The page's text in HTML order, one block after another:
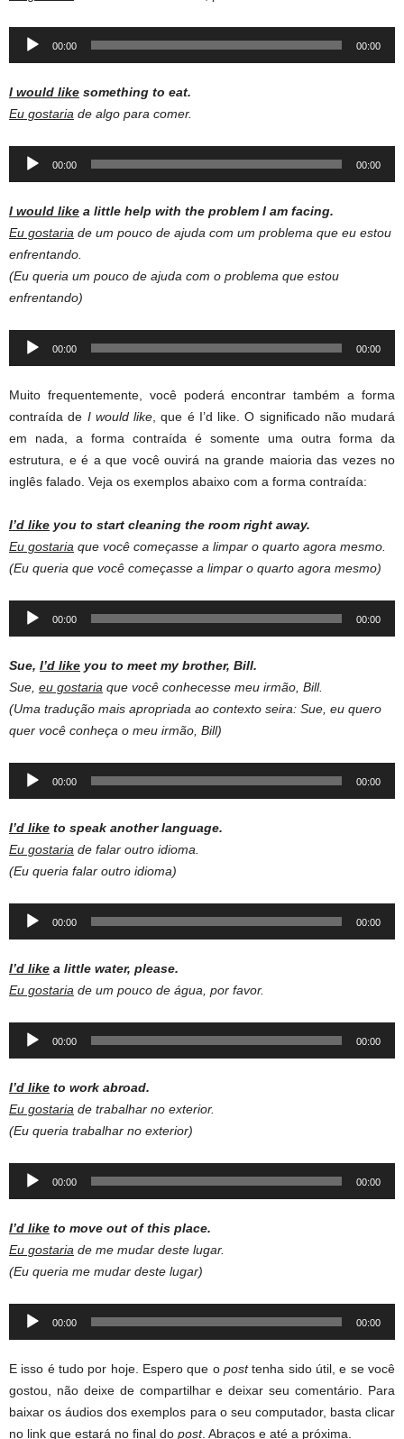
Audio
00:00 00:00
I would like something to eat.
Eu gostaria de algo para comer.
Audio
00:00 00:00
I would like a little help with the problem I am facing.
Eu gostaria de um pouco de ajuda com um problema que eu estou
enfrentando.
(Eu queria um pouco de ajuda com o problema que estou
enfrentando)
Audio
00:00 00:00
Muito frequentemente, você poderá encontrar também a forma
contraída de I would like , que é I’d like. O significado não mudará
em nada, a forma contraída é somente uma outra forma da
estrutura, e é a que você ouvirá na grande maioria das vezes no
inglês falado. Veja os exemplos abaixo com a forma contraída:
I’d like you to start cleaning the room right away.
Eu gostaria que você começasse a limpar o quarto agora mesmo.
(Eu queria que você começasse a limpar o quarto agora mesmo)
Audio
00:00 00:00
Sue, I’d like you to meet my brother, Bill.
Sue, eu gostaria que você conhecesse meu irmão, Bill.
(Uma tradução mais apropriada ao contexto seira: Sue, eu quero
quer você conheça o meu irmão, Bill)
Audio
00:00 00:00
I’d like to speak another language.
Eu gostaria de falar outro idioma.
(Eu queria falar outro idioma)
Audio
00:00 00:00
I’d like a little water, please.
Eu gostaria de um pouco de água, por favor.
Audio
00:00 00:00
I’d like to work abroad.
Eu gostaria de trabalhar no exterior.
(Eu queria trabalhar no exterior)
Audio
00:00 00:00
I’d like to move out of this place.
Eu gostaria de me mudar deste lugar.
(Eu queria me mudar deste lugar)
Audio
00:00 00:00
E isso é tudo por hoje. Espero que o posttenha sido útil, e se você
gostou, não deixe de compartilhar e deixar seu comentário. Para
baixar os áudios dos exemplos para o seu computador, basta clicar
no link que estará no final do post. Abraços e até a próxima.